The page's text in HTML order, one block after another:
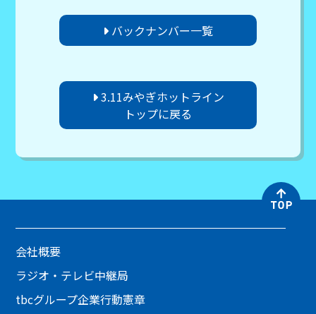
バックナンバー一覧
3.11みやぎホットライン
トップに戻る
会社概要
ラジオ・テレビ中継局
tbcグループ企業行動憲章